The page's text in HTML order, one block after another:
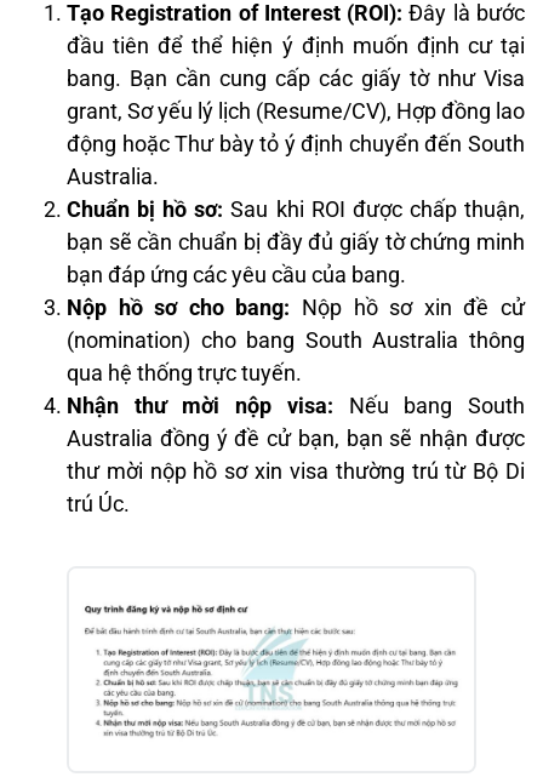
Tạo Registration of Interest (ROI): Đây là bước
đầu tiên để thể hiện ý định muốn định cư tại
bang. Bạn cần cung cấp các giấy tờ như Visa
grant, Sơ yếu lý lịch (Resume/CV), Hợp đồng lao
động hoặc Thư bày tỏ ý định chuyển đến South
Australia.
Chuẩn bị hồ sơ: Sau khi ROI được chấp thuận,
bạn sẽ cần chuẩn bị đầy đủ giấy tờ chứng minh
bạn đáp ứng các yêu cầu của bang.
Nộp hồ sơ cho bang: Nộp hồ sơ xin đề cử
(nomination) cho bang South Australia thông
qua hệ thống trực tuyến.
Nhận thư mời nộp visa: Nếu bang South
Australia đồng ý đề cử bạn, bạn sẽ nhận được
thư mời nộp hồ sơ xin visa thường trú từ Bộ Di
trú Úc.